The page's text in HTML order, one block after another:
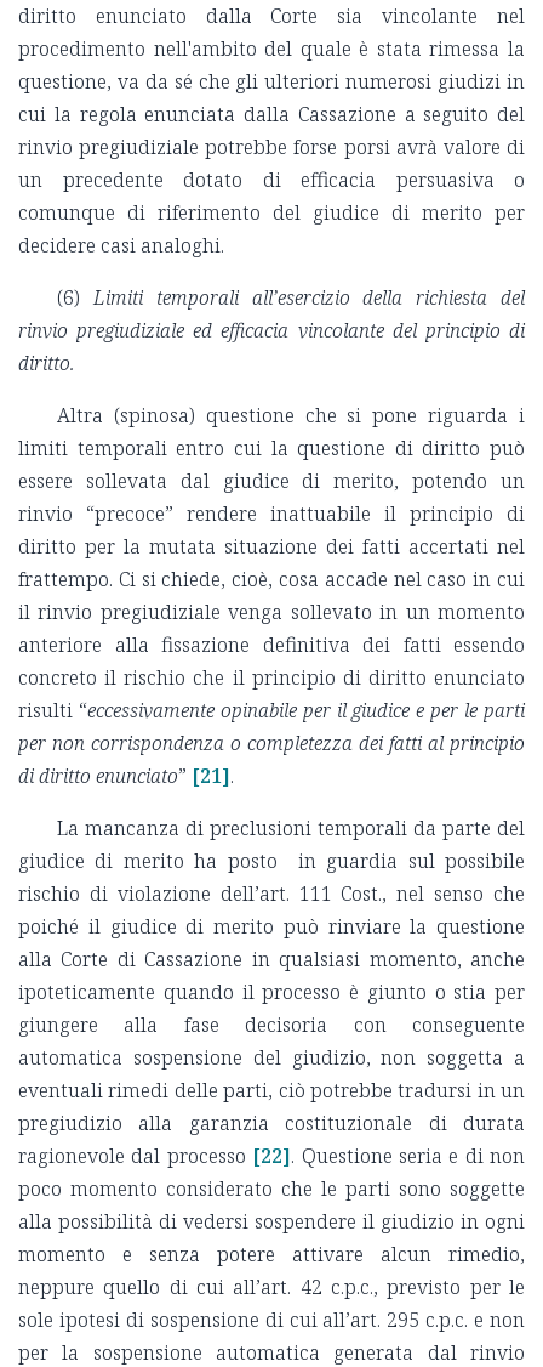
diritto enunciato dalla Corte sia vincolante nel
procedimento nell'ambito del quale è stata rimessa la
questione, va da sé che gli ulteriori numerosi giudizi in
cui la regola enunciata dalla Cassazione a seguito del
rinvio pregiudiziale potrebbe forse porsi avrà valore di
un precedente dotato di efficacia persuasiva o
comunque di riferimento del giudice di merito per
decidere casi analoghi.
(6)Limiti temporali all’esercizio della richiesta del
rinvio pregiudiziale ed efficacia vincolante del principio di
diritto.
Altra (spinosa) questione che si pone riguarda i
limiti temporali entro cui la questione di diritto può
essere sollevata dal giudice di merito, potendo un
rinvio “precoce” rendere inattuabile il principio di
diritto per la mutata situazione dei fatti accertati nel
frattempo. Ci si chiede, cioè, cosa accade nel caso in cui
il rinvio pregiudiziale venga sollevato in un momento
anteriore alla fissazione definitiva dei fatti essendo
concreto il rischio che il principio di diritto enunciato
risulti “eccessivamente opinabile per il giudice e per le parti
per non corrispondenza o completezza dei fatti al principio
di diritto enunciato” [21].
La mancanza di preclusioni temporali da parte del
giudice di merito ha posto in guardia sul possibile
rischio di violazione dell’art. 111 Cost., nel senso che
poiché il giudice di merito può rinviare la questione
alla Corte di Cassazione in qualsiasi momento, anche
ipoteticamente quando il processo è giunto o stia per
giungere alla fase decisoria con conseguente
automatica sospensione del giudizio, non soggetta a
eventuali rimedi delle parti, ciò potrebbe tradursi in un
pregiudizio alla garanzia costituzionale di durata
ragionevole dal processo [22]. Questione seria e di non
poco momento considerato che le parti sono soggette
alla possibilità di vedersi sospendere il giudizio in ogni
momento e senza potere attivare alcun rimedio,
neppure quello di cui all’art. 42 c.p.c., previsto per le
sole ipotesi di sospensione di cui all’art. 295 c.p.c. e non
per la sospensione automatica generata dal rinvio